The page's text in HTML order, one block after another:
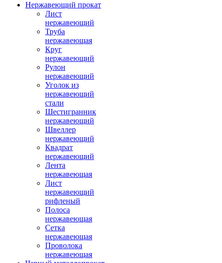
Нержавеющий прокат
Лист
нержавеющий
Труба
нержавеющая
Круг
нержавеющий
Рулон
нержавеющий
Уголок из
нержавеющий
стали
Шестигранник
нержавеющий
Швеллер
нержавеющий
Квадрат
нержавеющий
Лента
нержавеющая
Лист
нержавеющий
рифленый
Полоса
нержавеющая
Сетка
нержавеющая
Проволока
нержавеющая